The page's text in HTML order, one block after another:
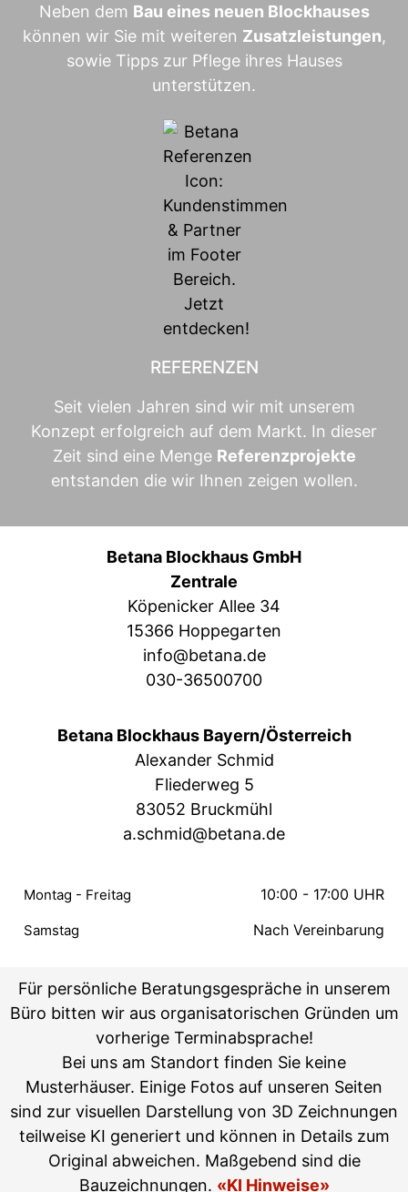
Neben dem Bau eines neuen Blockhauses
können wir Sie mit weiteren Zusatzleistungen,
sowie Tipps zur Pflege ihres Hauses
unterstützen.
REFERENZEN
Seit vielen Jahren sind wir mit unserem
Konzept erfolgreich auf dem Markt. In dieser
Zeit sind eine Menge Referenzprojekte
entstanden die wir Ihnen zeigen wollen.
Betana Blockhaus GmbH
Zentrale
Köpenicker Allee 34
15366 Hoppegarten
info@betana.de
030-36500700
Betana Blockhaus Bayern/Österreich
Alexander Schmid
Fliederweg 5
83052 Bruckmühl
a.schmid@betana.de
Montag - Freitag 10:00 - 17:00 UHR
Samstag Nach Vereinbarung
Für persönliche Beratungsgespräche in unserem
Büro bitten wir aus organisatorischen Gründen um
vorherige Terminabsprache!
Bei uns am Standort finden Sie keine
Musterhäuser. Einige Fotos auf unseren Seiten
sind zur visuellen Darstellung von 3D Zeichnungen
teilweise KI generiert und können in Details zum
Original abweichen. Maßgebend sind die
Bauzeichnungen. «KI Hinweise»